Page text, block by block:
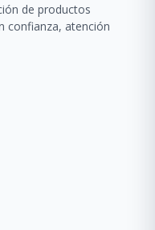
de productos
confianza, atención